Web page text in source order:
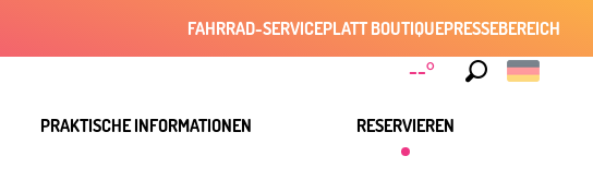
--°
FAHRRAD-SERVICEPLATT BOUTIQUEPRESSEBEREICH
PRAKTISCHE INFORMATIONEN RESERVIEREN